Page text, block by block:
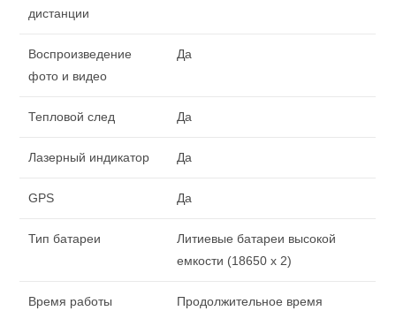
дистанции
Воспроизведение
фото и видео
Да
Тепловой след Да
Лазерный индикатор Да
GPS Да
Тип батареи
Литиевые батареи высокой
емкости (18650 x 2)
Время работы
Продолжительное время